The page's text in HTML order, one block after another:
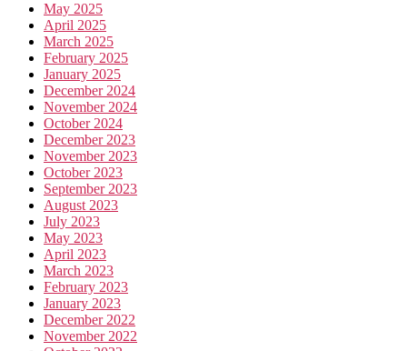
May 2025
April 2025
March 2025
February 2025
January 2025
December 2024
November 2024
October 2024
December 2023
November 2023
October 2023
September 2023
August 2023
July 2023
May 2023
April 2023
March 2023
February 2023
January 2023
December 2022
November 2022